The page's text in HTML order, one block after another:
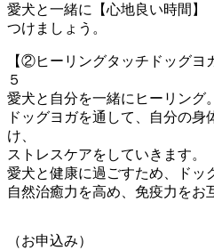
愛犬と一緒に【心地良い時間】
つけましょう。
【②ヒーリングタッチドッグ
５
愛犬と自分を一緒にヒーリング
ドッグヨガを通して、自分の
け、
ストレスケアをしていきます。
愛犬と健康に過ごすため、ドッ
自然治癒力を高め、免疫力をお
（お申込み）